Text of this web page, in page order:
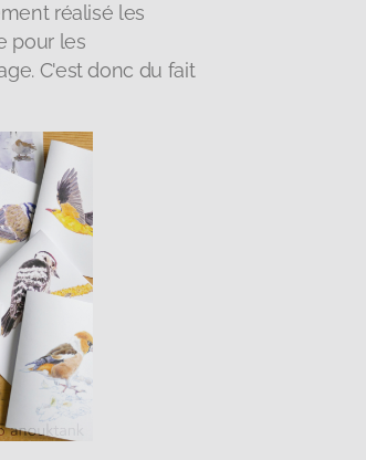
réalisé les
pour les
C'est donc du fait